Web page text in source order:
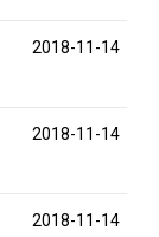
2018-11-14
2018-11-14
2018-11-14